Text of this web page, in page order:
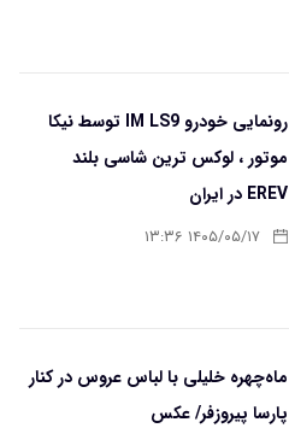
رونمایی خودرو IM LS9 توسط نیکا
موتور ، لوکس ترین شاسی بلند
EREV در ایران
۱۴۰۵/۰۵/۱۷ ۱۳:۳۶
ماه‌چهره خلیلی با لباس عروس در کنار
پارسا پیروزفر/ عکس